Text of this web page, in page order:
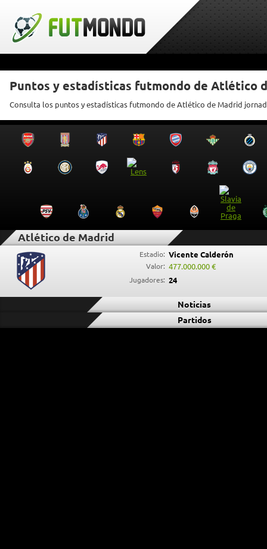
Puntos y estadísticas futmondo de Atlético
Consulta los puntos y estadísticas futmondo de Atlético de Madrid
Atlético de Madrid
Estadio: Vicente Calderón
Valor: 477.000.000 €
Jugadores: 24
Noticias
Partidos